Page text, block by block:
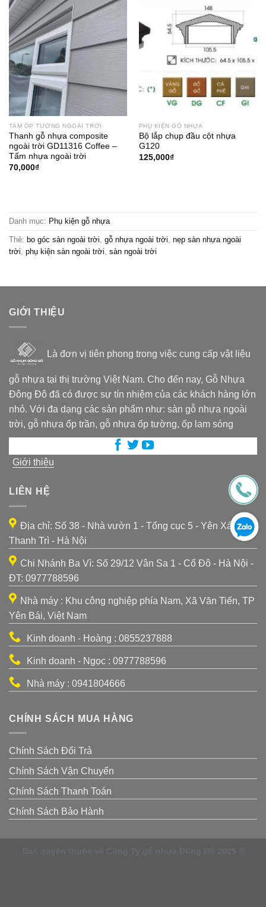
TẤM ỐP TƯỜNG NGOÀI TRỜI
Thanh gỗ nhựa composite
ngoài trời GD11316 Coffee –
Tấm nhựa ngoài trời
70,000₫
PHỤ KIỆN GỖ NHỰA
Bộ lắp chụp đầu cột nhựa
G120
125,000₫
Danh mục: Phụ kiện gỗ nhựa
Thẻ: bo góc sàn ngoài trời, gỗ nhựa ngoài trời, nẹp sàn nhựa ngoài
trời, phụ kiện sàn ngoài trời, sàn ngoài trời
GIỚI THIỆU
Là đơn vị tiên phong trong việc cung cấp vật liệu
gỗ nhựa tại thị trường Việt Nam. Cho đến nay, Gỗ Nhựa
Đông Đô đã có được sự tín nhiệm của các khách hàng lớn
nhỏ. Với đa dạng các sản phẩm như: sàn gỗ nhựa ngoài
trời, gỗ nhựa ốp trần, gỗ nhựa ốp tường, ốp lam sóng
Giới thiệu
LIÊN HỆ
Địa chỉ: Số 38 - Nhà vườn 1 - Tổng cục 5 - Yên Xá -
Thanh Trì - Hà Nội
Chi Nhánh Ba Vì: Số 29/12 Vân Sa 1 - Cổ Đô - Hà Nội -
ĐT: 0977788596
Nhà máy : Khu công nghiệp phía Nam, Xã Văn Tiến, TP
Yên Bái, Việt Nam
Kinh doanh - Hoàng : 0855237888
Kinh doanh - Ngọc : 0977788596
Nhà máy : 0941804666
CHÍNH SÁCH MUA HÀNG
Chính Sách Đổi Trả
Chính Sách Vận Chuyển
Chính Sách Thanh Toán
Chính Sách Bảo Hành